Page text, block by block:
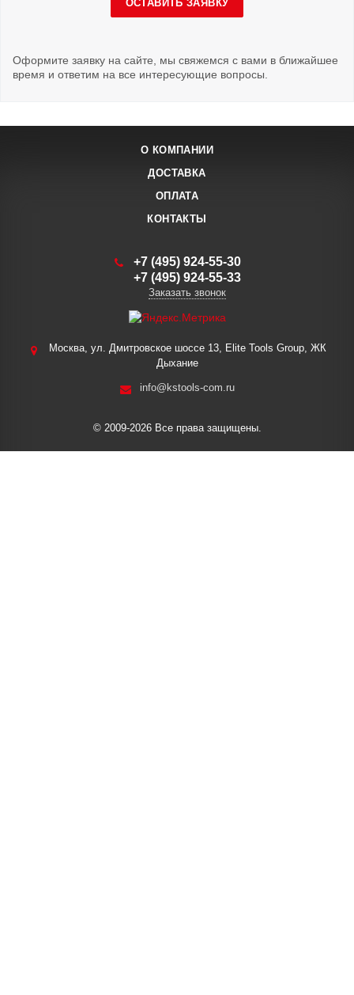
ОСТАВИТЬ ЗАЯВКУ
Оформите заявку на сайте, мы свяжемся с вами в ближайшее
время и ответим на все интересующие вопросы.
О КОМПАНИИ
ДОСТАВКА
ОПЛАТА
КОНТАКТЫ
+7 (495) 924-55-30
+7 (495) 924-55-33
Заказать звонок
Москва, ул. Дмитровское шоссе 13, Elite Tools Group, ЖК
Дыхание
info@kstools-com.ru
© 2009-2026 Все права защищены.